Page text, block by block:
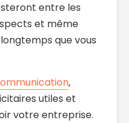
entre les
et même
que vous
,
utiles et
votre entreprise.